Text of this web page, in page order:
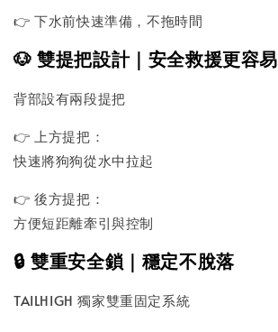
👉 下水前快速準備，不拖時間
🐶 雙提把設計｜安全救援更容易
背部設有兩段提把
👉 上方提把：
快速將狗狗從水中拉起
👉 後方提把：
方便短距離牽引與控制
🔒 雙重安全鎖｜穩定不脫落
TAILHIGH 獨家雙重固定系統